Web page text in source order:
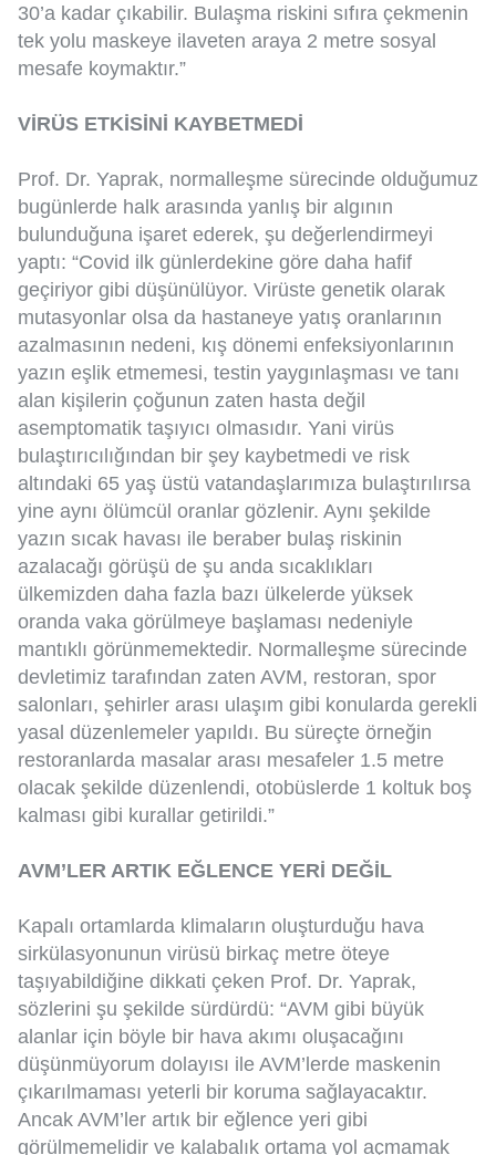
30’a kadar çıkabilir. Bulaşma riskini sıfıra çekmenin
tek yolu maskeye ilaveten araya 2 metre sosyal
mesafe koymaktır.”
VİRÜS ETKİSİNİ KAYBETMEDİ
Prof. Dr. Yaprak, normalleşme sürecinde olduğumuz
bugünlerde halk arasında yanlış bir algının
bulunduğuna işaret ederek, şu değerlendirmeyi
yaptı: “Covid ilk günlerdekine göre daha hafif
geçiriyor gibi düşünülüyor. Virüste genetik olarak
mutasyonlar olsa da hastaneye yatış oranlarının
azalmasının nedeni, kış dönemi enfeksiyonlarının
yazın eşlik etmemesi, testin yaygınlaşması ve tanı
alan kişilerin çoğunun zaten hasta değil
asemptomatik taşıyıcı olmasıdır. Yani virüs
bulaştırıcılığından bir şey kaybetmedi ve risk
altındaki 65 yaş üstü vatandaşlarımıza bulaştırılırsa
yine aynı ölümcül oranlar gözlenir. Aynı şekilde
yazın sıcak havası ile beraber bulaş riskinin
azalacağı görüşü de şu anda sıcaklıkları
ülkemizden daha fazla bazı ülkelerde yüksek
oranda vaka görülmeye başlaması nedeniyle
mantıklı görünmemektedir. Normalleşme sürecinde
devletimiz tarafından zaten AVM, restoran, spor
salonları, şehirler arası ulaşım gibi konularda gerekli
yasal düzenlemeler yapıldı. Bu süreçte örneğin
restoranlarda masalar arası mesafeler 1.5 metre
olacak şekilde düzenlendi, otobüslerde 1 koltuk boş
kalması gibi kurallar getirildi.”
AVM’LER ARTIK EĞLENCE YERİ DEĞİL
Kapalı ortamlarda klimaların oluşturduğu hava
sirkülasyonunun virüsü birkaç metre öteye
taşıyabildiğine dikkati çeken Prof. Dr. Yaprak,
sözlerini şu şekilde sürdürdü: “AVM gibi büyük
alanlar için böyle bir hava akımı oluşacağını
düşünmüyorum dolayısı ile AVM’lerde maskenin
çıkarılmaması yeterli bir koruma sağlayacaktır.
Ancak AVM’ler artık bir eğlence yeri gibi
görülmemelidir ve kalabalık ortama yol açmamak